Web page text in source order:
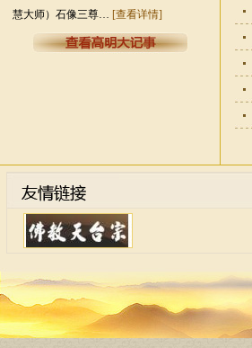
慧大师）石像三尊… [查看详情]